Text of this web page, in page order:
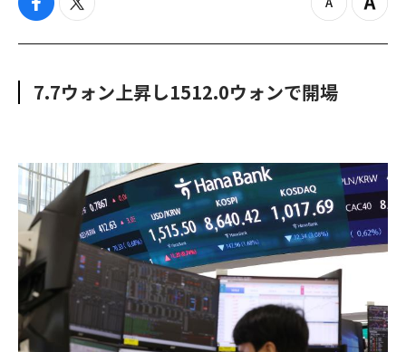
f
c
o
t
i
e
z
o
u
Z
o
7.7ウォン上昇し1512.0ウォンで開場